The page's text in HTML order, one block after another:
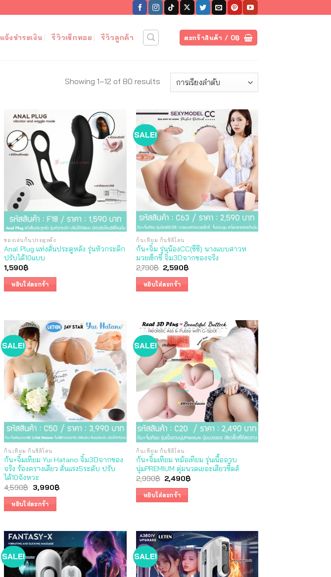
แจ้งชำระเงิน รีวิวเซ็กทอย รีวิวลูกค้า ตะกร้าสินค้า / 0฿
Showing 1–12 of 80 results
ของเล่นก้นประตูหลัง
Anal Plug แท่งสั่นประตูหลัง รุ่นหัวกระดิก
ปรับได้10แบบ
1,590฿
หยิบใส่ตะกร้า
SALE!
ก้นเทียม ก้นซิลิโคน
ก้น+จิ๋ม รุ่นน้องCC(ซีซี) นางแบบสาวห
มวยเซ็กซี่ จิ๋ม3Dจากของจริง
2,790฿ Original
was:
2,790฿.
2,590฿Current
หยิบใส่ตะกร้า
SALE!
ก้นเทียม ก้นซิลิโคน
ก้น+จิ๋มเทียม Yui Hatano จิ๋ม3Dจากของ
จริง ร้องครางเสียว สั่นแรง5ระดับ ปรับ
ได้10จังหวะ
4,590฿ Original
price
was:
4,590฿.
3,990฿Current
หยิบใส่ตะกร้า
SALE!
ก้นเทียม ก้นซิลิโคน
ก้น+จิ๋มเทียม หม้อเทียม รุ่นเนื้ออวบ
นุ่มPREMIUM ตุ่มนวดเยอะเสียวซี๊ดส์
2,990฿ Original
price
was:
2,990฿.
2,490฿Current
หยิบใส่ตะกร้า
SALE! SALE!